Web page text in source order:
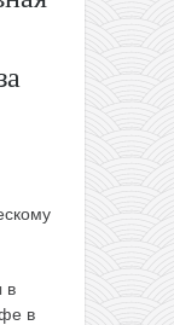
в
в
багажом)
Чартеры в
обратно (с